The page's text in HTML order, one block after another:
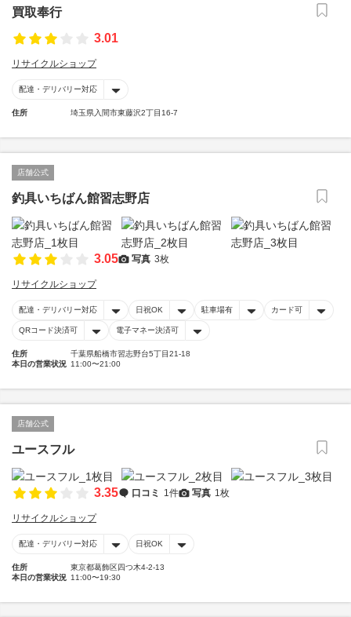
買取奉行
3.01
リサイクルショップ
配達・デリバリー対応
住所 埼玉県入間市東藤沢2丁目16-7
店舗公式
釣具いちばん館習志野店
3.05 写真 3枚
リサイクルショップ
配達・デリバリー対応 日祝OK 駐車場有 カード可
QRコード決済可 電子マネー決済可
住所
千葉県船橋市習志野台5丁目21-18
本日の営業状況 11:00〜21:00
店舗公式
ユースフル
3.35 口コミ 1件 写真 1枚
リサイクルショップ
配達・デリバリー対応 日祝OK
住所
東京都葛飾区四つ木4-2-13
本日の営業状況 11:00〜19:30